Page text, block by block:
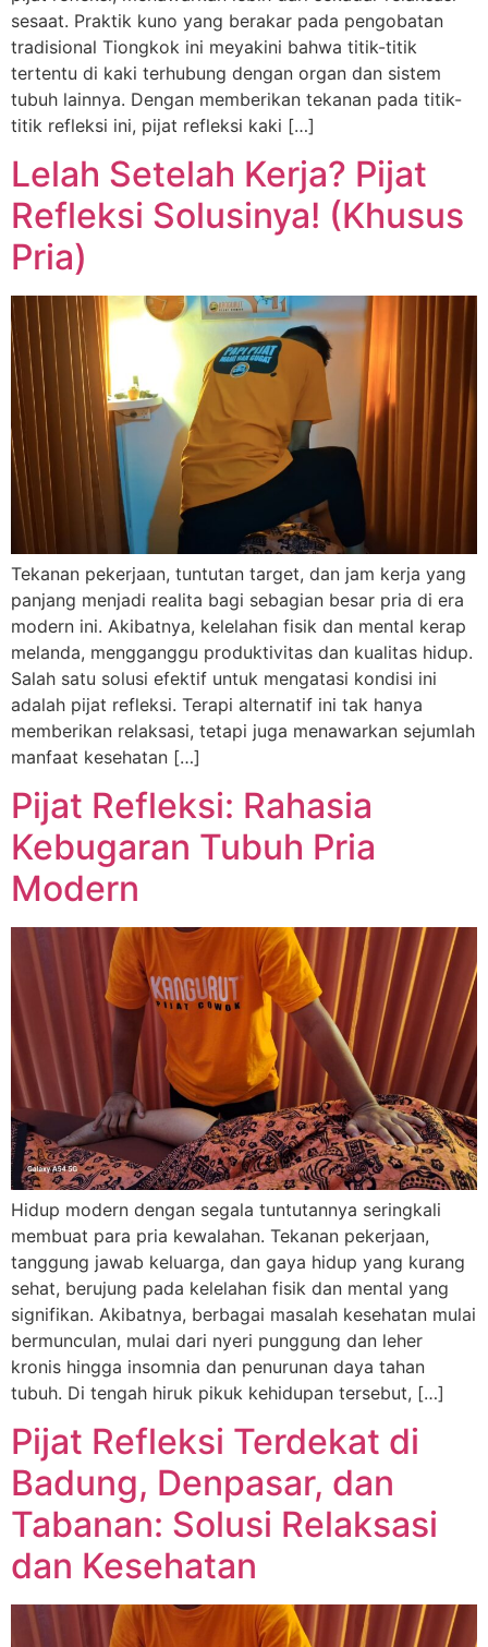
sesaat. Praktik kuno yang berakar pada pengobatan
tradisional Tiongkok ini meyakini bahwa titik-titik
tertentu di kaki terhubung dengan organ dan sistem
tubuh lainnya. Dengan memberikan tekanan pada titik-
titik refleksi ini, pijat refleksi kaki […]
Lelah Setelah Kerja? Pijat
Refleksi Solusinya! (Khusus
Pria)
Tekanan pekerjaan, tuntutan target, dan jam kerja yang
panjang menjadi realita bagi sebagian besar pria di era
modern ini. Akibatnya, kelelahan fisik dan mental kerap
melanda, mengganggu produktivitas dan kualitas hidup.
Salah satu solusi efektif untuk mengatasi kondisi ini
adalah pijat refleksi. Terapi alternatif ini tak hanya
memberikan relaksasi, tetapi juga menawarkan sejumlah
manfaat kesehatan […]
Pijat Refleksi: Rahasia
Kebugaran Tubuh Pria
Modern
Hidup modern dengan segala tuntutannya seringkali
membuat para pria kewalahan. Tekanan pekerjaan,
tanggung jawab keluarga, dan gaya hidup yang kurang
sehat, berujung pada kelelahan fisik dan mental yang
signifikan. Akibatnya, berbagai masalah kesehatan mulai
bermunculan, mulai dari nyeri punggung dan leher
kronis hingga insomnia dan penurunan daya tahan
tubuh. Di tengah hiruk pikuk kehidupan tersebut, […]
Pijat Refleksi Terdekat di
Badung, Denpasar, dan
Tabanan: Solusi Relaksasi
dan Kesehatan